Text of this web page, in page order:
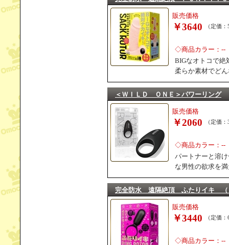
販売価格
￥3640 （定価
◇商品カラー：--
BIGなオトコで絶
柔らか素材でど
＜ＷＩＬＤ ＯＮＥ＞パワーリング
販売価格
￥2060 （定価
◇商品カラー：--
パートナーと溶
な男性の欲求を
完全防水 遠隔絶頂 ふたりイキ （
販売価格
￥3440 （定価
◇商品カラー：--